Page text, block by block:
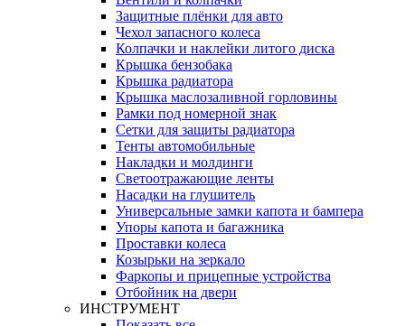
Защитные плёнки для авто
Чехол запасного колеса
Колпачки и наклейки литого диска
Крышка бензобака
Крышка радиатора
Крышка маслозаливной горловины
Рамки под номерной знак
Сетки для защиты радиатора
Тенты автомобильные
Накладки и молдинги
Светоотражающие ленты
Насадки на глушитель
Универсальные замки капота и бампера
Упоры капота и багажника
Проставки колеса
Козырьки на зеркало
Фаркопы и прицепные устройства
Отбойник на двери
ИНСТРУМЕНТ